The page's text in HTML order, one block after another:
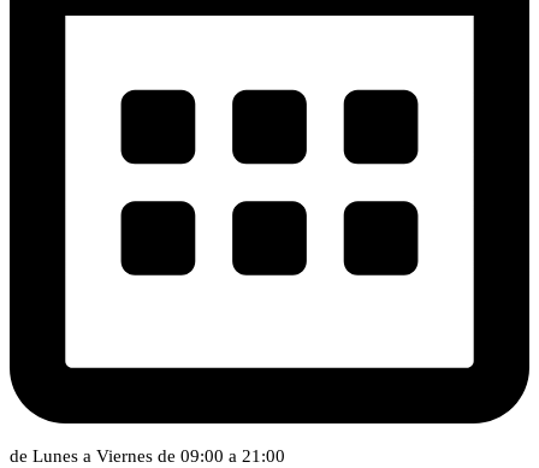
de Lunes a Viernes de 09:00 a 21:00